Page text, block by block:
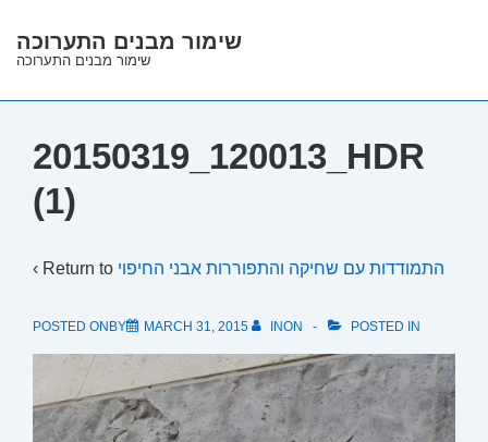
Skip
Main
שימור מבנים התערוכה
שימור מבנים התערוכה
20150319_120013_HDR
(1)
‹ Return to התמודדות עם שחיקה והתפוררות אבני החיפוי
POSTED ONBY MARCH 31, 2015 INON POSTED IN